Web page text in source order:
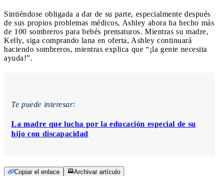
Sintiéndose obligada a dar de su parte, especialmente después
de sus propios problemas médicos, Ashley ahora ha hecho más
de 100 sombreros para bebés prematuros. Mientras su madre,
Kelly, siga comprando lana en oferta, Ashley continuará
haciendo sombreros, mientras explica que “¡la gente necesita
ayuda!”.
Te puede interesar:
La madre que lucha por la educación especial de su
hijo con discapacidad
Copiar el enlace Archivar artículo